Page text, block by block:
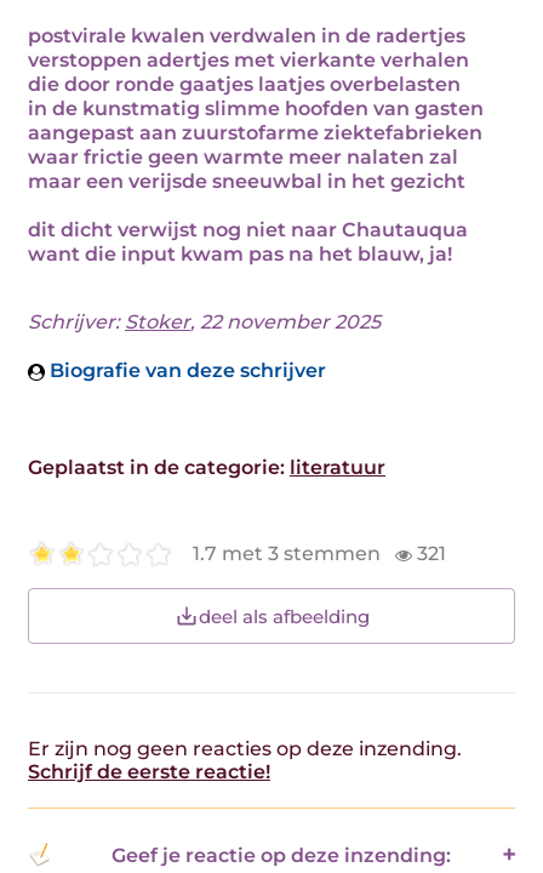
postvirale kwalen verdwalen in de radertjes
verstoppen adertjes met vierkante verhalen
die door ronde gaatjes laatjes overbelasten
in de kunstmatig slimme hoofden van gasten
aangepast aan zuurstofarme ziektefabrieken
waar frictie geen warmte meer nalaten zal
maar een verijsde sneeuwbal in het gezicht
dit dicht verwijst nog niet naar Chautauqua
want die input kwam pas na het blauw, ja!
Schrijver: Stoker, 22 november 2025
Biografie van deze schrijver
Geplaatst in de categorie: literatuur
1.7 met 3 stemmen 321
deel als afbeelding
Er zijn nog geen reacties op deze inzending.
Schrijf de eerste reactie!
Geef je reactie op deze inzending: